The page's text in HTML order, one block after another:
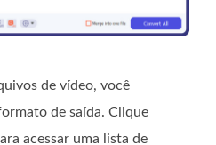
de vídeo, você
de saída. Clique
acessar uma lista de